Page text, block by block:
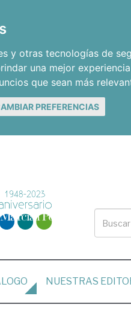
y otras tecnologías de
una mejor
que sean más
PREFERENCIAS
NUESTRAS